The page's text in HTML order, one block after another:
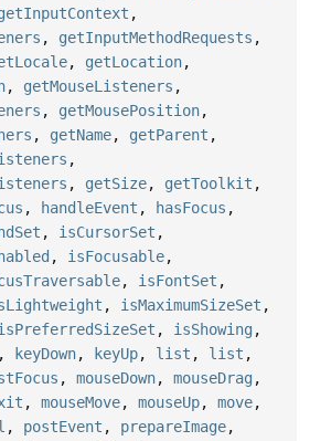
,
, getInputMethodRequests ,
, getLocation,
, getMouseListeners ,
, getMousePosition,
, getName, getParent ,
,
, getSize, getToolkit ,
, handleEvent , hasFocus ,
, isCursorSet ,
, isFocusable,
, isFontSet ,
, isMaximumSizeSet ,
, isShowing ,
, keyDown, keyUp, list , list ,
, mouseDown, mouseDrag ,
, mouseMove, mouseUp, move,
, postEvent , prepareImage,